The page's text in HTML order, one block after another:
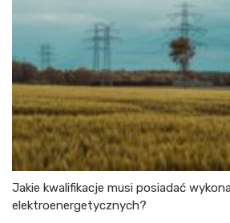
Jakie kwalifikacje musi posiadać
elektroenergetycznych?